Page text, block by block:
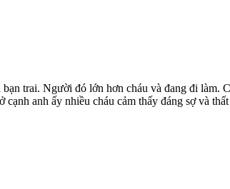
trai. Người đó lớn hơn cháu và đang đi
anh ấy nhiều cháu cảm thấy đáng sợ và